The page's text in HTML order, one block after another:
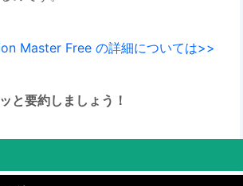
Master Free の詳細については>>
と要約しましょう！